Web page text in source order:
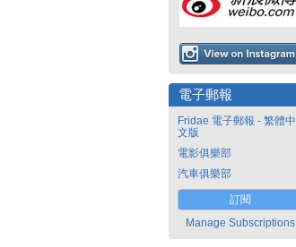
電子郵報
Fridae 電子郵報 - 繁體中
文版
電影俱樂部
汽車俱樂部
訂閱
Manage Subscriptions